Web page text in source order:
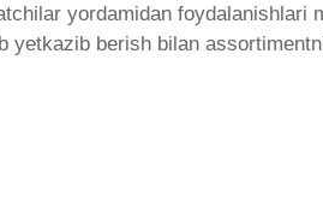
yordamidan
yetkazib berish bilan